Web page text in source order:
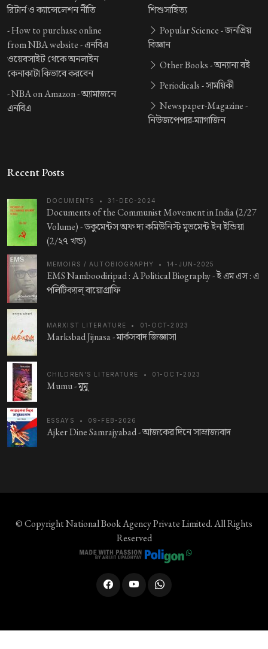
রিটার্ন ও ক্যান্সেলেশন নীতি
-How to purchase online
from NBA website -এনবিএ
ওয়েবসাইট থেকে অনলাইন
কেনাকাটা কিভাবে করবেন
-NBA on Amazon -অ্যামাজনে
এনবিএ
শিশুসাহিত্য
Popular Science -জনপ্রিয়
বিজ্ঞান
Other Books -অন্যান্য বই
Periodicals -সাময়িকী
Newspaper-Magazine -
নিউজপেপার-ম্যাগাজিন
Recent Posts
DOCUMENTS • 31-DEC-2024
Documents of the Communist Movement in India (2/27
Volume) -ডকুমেন্টস অফ দ্য কমিউনিস্ট মুভমেন্ট ইন ইন্ডিয়া
(2/২৭ খন্ড)
MEMOIRS / AUTOBIOGRAPHY • 14-JUN-2025
EMS Namboodiripad : A Political Biography -ই এম এস : এ
পলিটিক্যাল্ বায়োগ্রাফি
MARXIST LITERATURE • 01-OCT-2023
Marksbad Jijnasa -মার্কসবাদ জিজ্ঞাসা
CHILDREN'S LITERATURE • 01-OCT-2023
Mumu -মুমু
ESSAYS • 09-FEB-2026
Ajker Dine Samrajyabad -আজকের দিনে সাম্রাজ্যবাদ
© CopyrightNational Book Agency Private Limited. All Rights
Reserved